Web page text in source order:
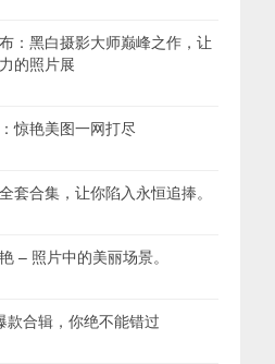
：黑白摄影大师巅峰之作，让
的照片展
惊艳美图一网打尽
套合集，让你陷入永恒追捧。
– 照片中的美丽场景。
款合辑，你绝不能错过